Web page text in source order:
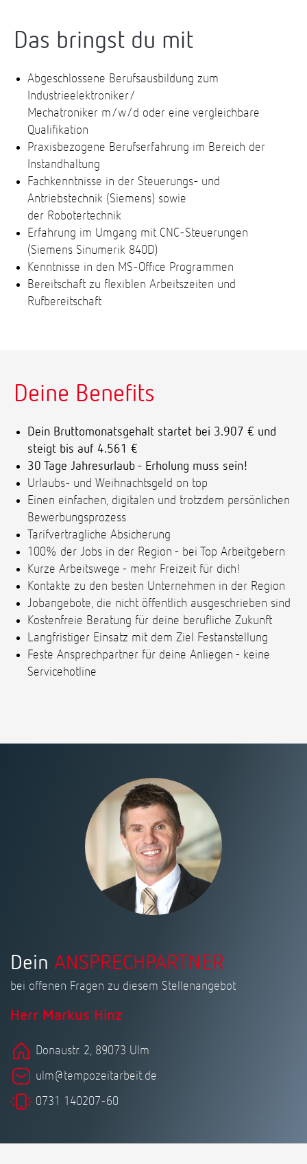
Das bringst du mit
Abgeschlossene Berufsausbildung zum
Industrieelektroniker/
Mechatroniker m/w/d oder eine vergleichbare
Qualifikation
Praxisbezogene Berufserfahrung im Bereich der
Instandhaltung
Fachkenntnisse in der Steuerungs- und
Antriebstechnik (Siemens) sowie
der Robotertechnik
Erfahrung im Umgang mit CNC-Steuerungen
(Siemens Sinumerik 840D)
Kenntnisse in den MS-Office Programmen
Bereitschaft zu flexiblen Arbeitszeiten und
Rufbereitschaft
Deine Benefits
Dein Bruttomonatsgehalt startet bei 3.907 € und
steigt bis auf 4.561 €
30 Tage Jahresurlaub - Erholung muss sein!
Urlaubs- und Weihnachtsgeld on top
Einen einfachen, digitalen und trotzdem persönlichen
Bewerbungsprozess
Tarifvertragliche Absicherung
100% der Jobs in der Region - bei Top Arbeitgebern
Kurze Arbeitswege - mehr Freizeit für dich!
Kontakte zu den besten Unternehmen in der Region
Jobangebote, die nicht öffentlich ausgeschrieben sind
Kostenfreie Beratung für deine berufliche Zukunft
Langfristiger Einsatz mit dem Ziel Festanstellung
Feste Ansprechpartner für deine Anliegen - keine
Servicehotline
Dein ANSPRECHPARTNER
bei offenen Fragen zu diesem Stellenangebot
Herr Markus Hinz
Donaustr. 2, 89073 Ulm
ulm@tempozeitarbeit.de
0731 140207-60